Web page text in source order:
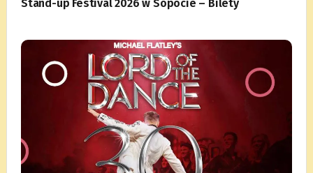
Stand-up Festival 2026 w Sopocie – Bilety